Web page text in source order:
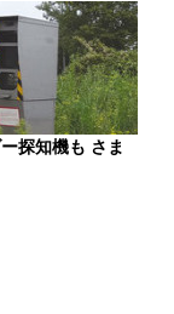
探知機も さま